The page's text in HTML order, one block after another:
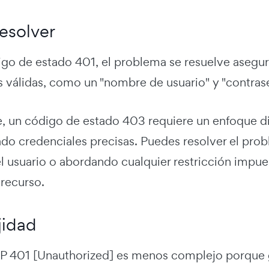
de estado 401, el problema se resuelve
válidas, como un "nombre de usuario" y
un código de estado 403 requiere un enfoque
credenciales precisas. Puedes resolver el
usuario o abordando cualquier restricción
401 [Unauthorized] es menos complejo